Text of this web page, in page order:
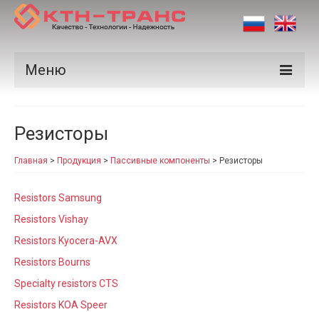
Меню
Производители
Рынки
Сертификаты
Новости
Контакты
Резисторы
Главная > Продукция > Пассивные компоненты > Резисторы
Resistors Samsung
Resistors Vishay
Resistors Kyocera-AVX
Resistors Bourns
Specialty resistors CTS
Resistors KOA Speer